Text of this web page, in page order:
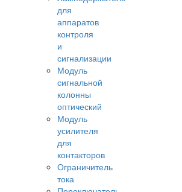
для
аппаратов
контроля
и
сигнализации
Модуль
сигнальной
колонны
оптический
Модуль
усилителя
для
контакторов
Ограничитель
тока